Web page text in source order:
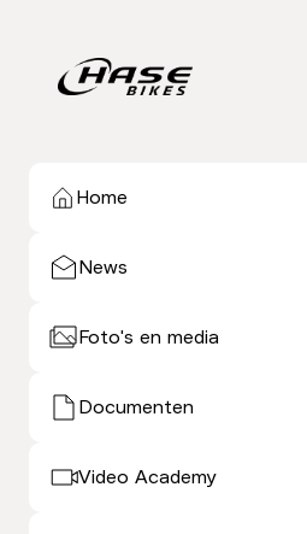
Home
News
Foto's en media
Documenten
Video Academy